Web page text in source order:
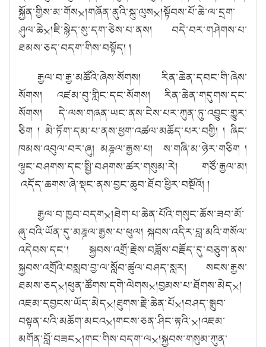
སྐྱོན་གྱིས་མ་གོས྾།གཞོན་ནུའི་སྐུ་ལུས྾།སྟོབས་པོ་ཆེ་ལ་དྲག་
ཤུལ་ཆེ྾།ཇི་སྙེད་སུ་དག་ཅེས་པ་ནས། བདེ་བར་གཤེགས་པ་
ཐམས་ཅད་བདག་གིས་བསྟོད། །
རྒྱལ་བ་རྒྱ་མཚོའི་ཞེས་སོགས། རིན་ཆེན་དབང་གི་ཞེས་
སོགས། འཛམ་བུ་གླིང་དང་སོགས། རིན་ཆེན་གདུགས་དང་
སོགས། དེ་ལས་གཞན་ཡང་ནས་ངེས་པར་ཀུན་ཏུ་འབྱུང་གྱུར་
ཅིག ། མེ་ཏོག་དམ་པ་ནས་ཕྱག་འཚལ་མཆོད་པར་བགྱི།། ཞིང་
ཁམས་འབུལ་བར་ཞུ། མཎྜལ་རྒྱས་པ། ས་གཞི་མ་ཉེར་གཅིག །
ལྟུང་བཤགས་དང་སྤྱི་བཤགས་ཚར་གསུམ་རེ། གཙོ་རྒྱལ་མ།
འདོད་ཆགས་ཞེ་སྡང་ནས་བྱང་ཆུབ་ཐོབ་ཕྱིར་བསྔོའོ། །
རྒྱལ་བ་ཁྱབ་བདག྾།ཐེག་པ་ཆེན་པོའི་གསུང་ཆོས་ཟབ་མོ་
ཞུ་བའི་ཡོན་དུ་མཎྜལ་རྒྱས་པ་ཕུལ། སྐབས་འདིར་བླ་མའི་གསོལ་
འདེབས་དང་། སྐྱབས་འགྲོ་རྗེས་བཟློས་བརྗོད་དུ་བཅུག་ནས་
སྐྱབས་འགྲོའི་བསླབ་བྱ་ལ་སློབ་ཚུལ་བཤད་སླར། སངས་རྒྱས་
ཐམས་ཅད྾།ཕུན་ཚོགས་དགེ་ལེགས྾།བྱམས་པ་ཐོགས་མེད྾།
འཇམ་དབྱངས་ཡོད་མེད྾།ཐུགས་རྗེ་ཆེན་པོ྾།བཤད་སྒྲུབ་
བསྟན་པའི་མཆོག་མངའ྾།གངས་ཅན་ཤིང་རྟའི་྾།འཇམ་
མགོན་བློ་བཟང྾།གང་གིས་བདག་ལ྾།སྐྱབས་གསུམ་ཀུན་